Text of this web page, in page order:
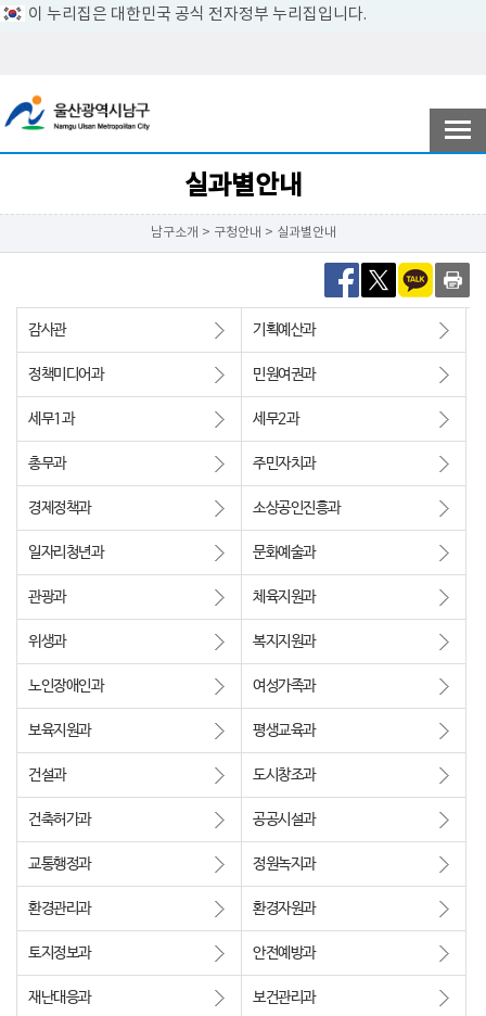
이 누리집은 대한민국 공식 전자정부 누리집입니다.
참여ㆍ소통
남구소개
분야별정보
정보공개
행복복지
문화관광
남구소개 > 구청안내 > 실과별안내
실과별안내
감사관 기획예산과
정책미디어과 민원여권과
세무1과 세무2과
총무과 주민자치과
경제정책과 소상공인진흥과
일자리청년과 문화예술과
관광과 체육지원과
위생과 복지지원과
노인장애인과 여성가족과
보육지원과 평생교육과
건설과 도시창조과
건축허가과 공공시설과
교통행정과 정원녹지과
환경관리과 환경자원과
토지정보과 안전예방과
재난대응과 보건관리과